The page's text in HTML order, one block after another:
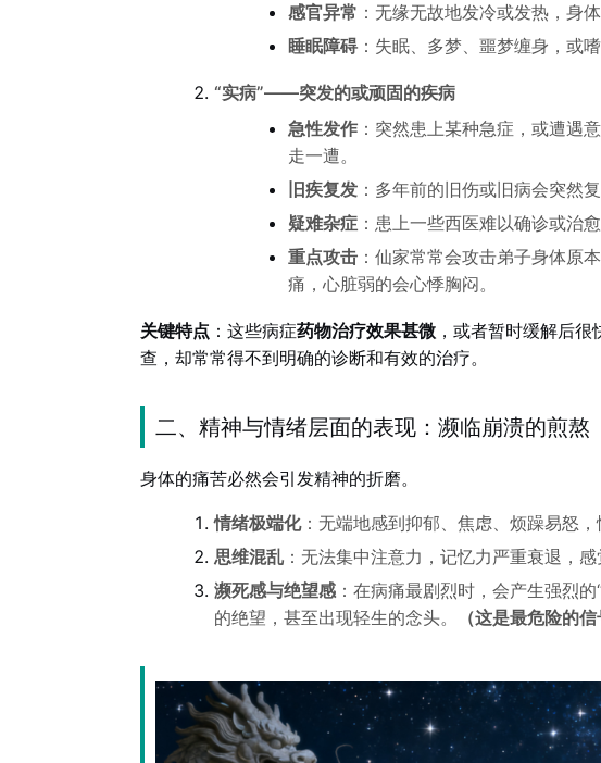
感官异常 ：无缘无故地发冷或发热，身
睡眠障碍：失眠、多梦、噩梦缠身，或嗜
“实病”——突发的或顽固的疾病
急性发作 ：突然患上某种急症，或遭遇
走一遭。
旧疾复发 ：多年前的旧伤或旧病会突然
疑难杂症 ：患上一些西医难以确诊或治
重点攻击 ：仙家常常会攻击弟子身体原
痛，心脏弱的会心悸胸闷。
关键特点 ：这些病症药物治疗效果甚微 ，或者暂时缓解后
查，却常常得不到明确的诊断和有效的治疗。
二、精神与情绪层面的表现：濒临崩溃的煎熬
身体的痛苦必然会引发精神的折磨。
情绪极端化：无端地感到抑郁、焦虑、烦躁易怒，
思维混乱 ：无法集中注意力，记忆力严重衰退，感
濒死感与绝望感 ：在病痛最剧烈时，会产生强烈
的绝望，甚至出现轻生的念头。
（这是最危险的